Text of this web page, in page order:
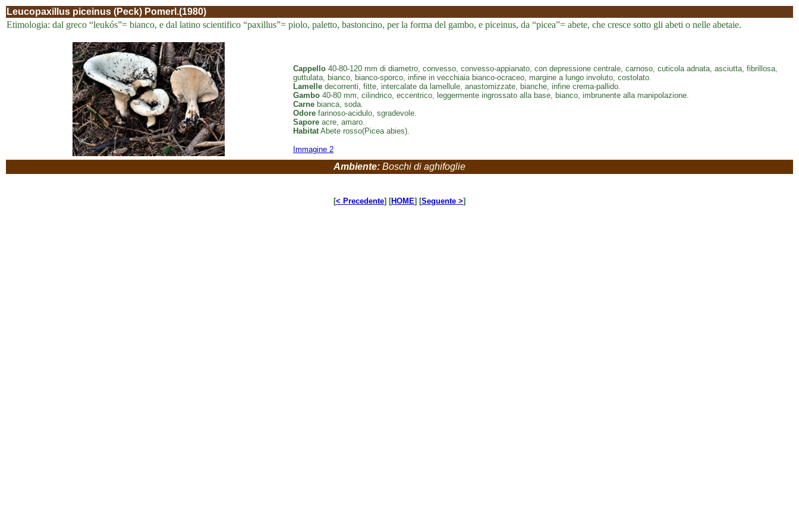
Leucopaxillus piceinus (Peck) Pomerl.(1980)
Etimologia: dal greco “leukós”= bianco, e dal latino scientifico “paxillus”= piolo, paletto, bastoncino, per la forma del gambo, e piceinus, da “picea”= abete, che cresce sotto gli abeti o nelle abetaie.
Cappello 40-80-120 mm di diametro, convesso, convesso-appianato, con depressione centrale, carnoso, cuticola adnata, asciutta, fibrillosa,
guttulata, bianco, bianco-sporco, infine in vecchiaia bianco-ocraceo, margine a lungo involuto, costolato.
Lamelle decorrenti, fitte, intercalate da lamellule, anastomizzate, bianche, infine crema-pallido.
Gambo 40-80 mm, cilindrico, eccentrico, leggermente ingrossato alla base, bianco, imbrunente alla manipolazione.
Carne bianca, soda.
Odore farinoso-acidulo, sgradevole.
Sapore acre, amaro.
HabitatAbete rosso(Picea abies).
Immagine 2
Ambiente: Boschi di aghifoglie
[< Precedente] [HOME] [Seguente >]